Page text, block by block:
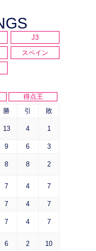
J3
スペイン
得点王
勝 引 敗
13 4 1
9 6 3
8 8 2
7 4 7
7 4 7
7 4 7
6 2 10